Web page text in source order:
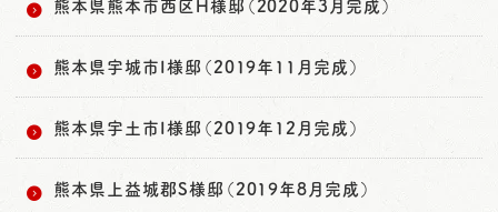
熊本県熊本市西区H様邸（2020年3月完成）
熊本県宇城市I様邸（2019年11月完成）
熊本県宇土市I様邸（2019年12月完成）
熊本県上益城郡S様邸（2019年8月完成）